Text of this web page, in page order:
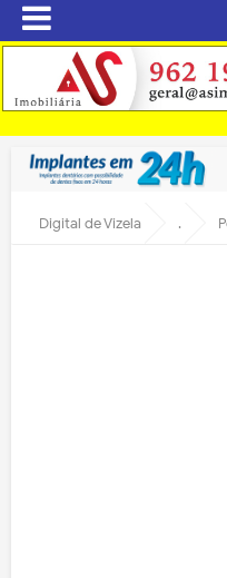
Digital de Vizela .